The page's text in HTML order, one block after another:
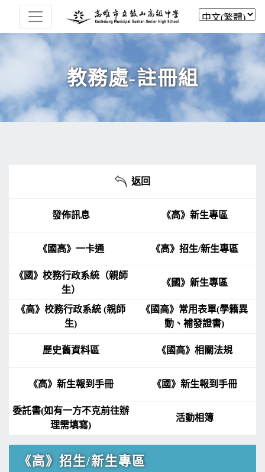
教務處-註冊組
返回
發佈訊息 《高》新生專區
《國高》一卡通 《高》招生/新生專區
《國》校務行政系統（親師
生）
《國》新生專區
《高》校務行政系統 (親師
生)
《國高》常用表單(學籍異
動、補發證書)
歷史舊資料區 《國高》相關法規
《高》新生報到手冊 《國》新生報到手冊
委託書(如有一方不克前往辦
理需填寫)
活動相簿
《高》招生/新生專區